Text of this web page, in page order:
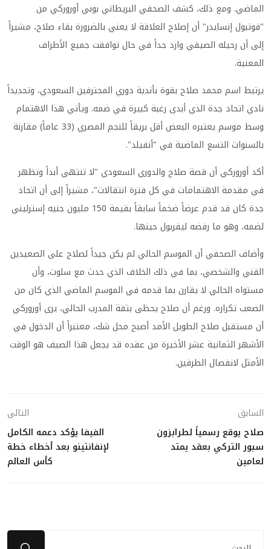
الماضي. ومع ذلك، كشف الصحفي البريطاني بوبي أوروركي من
"فوتبول إنسايدر" أن إصلاح العلاقة لا يعني بالضرورة بقاء صلاح، مشيراً
إلى أن رحيله الصيفي وارد جداً في حال توافقت جميع الأطراف
المعنية.
يرتبط اسم محمد صلاح بقوة بأندية دوري المحترفين السعودي، وتحديداً
نادي اتحاد جدة الذي أبدى رغبة كبيرة في ضمه. ويأتي هذا الاهتمام
وسط موسم يعتبره البعض أقل بريقاً للنجم المصري (33 عاماً) مقارنة
بالسنوات التسع الماضية في "أنفيلد".
أكد أوروركي أن قصة صلاح والدوري السعودي "لا تنتهي أبداً وتظهر
في مقدمة الاهتمامات في كل فترة انتقالات"، مشيراً إلى أن اتحاد
جدة كان قد قدم عرضاً ضخماً سابقاً بقيمة 150 مليون جنيه إسترليني
لضمه، وهو ما رفضه ليفربول حينها.
وأضاف الصحفي أن الموسم الحالي لم يكن جيداً لصلاح على الصعيدين
الفني والشخصي، بما في ذلك الخلاف الذي حدث مع سلوت، وأن
مستواه الحالي لا يقارن بما قدمه في الموسم الماضي الذي كان من
الصعب تكراره. ورغم أن صلاح يحظى بثقة المدرب الحالي، يرى أوروركي
أن مستقبل صلاح الطويل الأمد أصبح محل شك، معتبراً أن الدخول في
الأشهر الثمانية عشر الأخيرة من عقده قد يجعل هذا الصيف هو الوقت
الأمثل لانفصال الطرفين.
السابق
صلاح يوقع رسمياً لطرابزون
سبور التركي بعقد يمتد
لعامين
التالي
الفيفا يؤكد دعمه الكامل
لإنفانتينو بعد أخطاء خطة
كأس العالم